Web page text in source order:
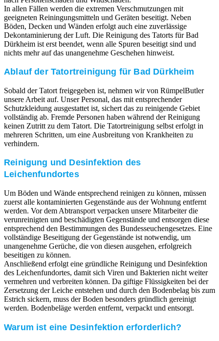
In allen Fällen werden die extremen Verschmutzungen mit
geeigneten Reiningungsmitteln und Geräten beseitigt. Neben
Böden, Decken und Wänden erfolgt auch eine zuverlässige
Dekontaminierung der Luft. Die Reinigung des Tatorts für Bad
Dürkheim ist erst beendet, wenn alle Spuren beseitigt sind und
nichts mehr auf das unangenehme Geschehen hinweist.
Ablauf der Tatortreinigung für Bad Dürkheim
Sobald der Tatort freigegeben ist, nehmen wir von RümpelButler
unsere Arbeit auf. Unser Personal, das mit entsprechender
Schutzkleidung ausgestattet ist, sichert das zu reinigende Gebiet
vollständig ab. Fremde Personen haben während der Reinigung
keinen Zutritt zu dem Tatort. Die Tatortreinigung selbst erfolgt in
mehreren Schritten, um eine Ausbreitung von Krankheiten zu
verhindern.
Reinigung und Desinfektion des
Leichenfundortes
Um Böden und Wände entsprechend reinigen zu können, müssen
zuerst alle kontaminierten Gegenstände aus der Wohnung entfernt
werden. Vor dem Abtransport verpacken unsere Mitarbeiter die
verunreinigten und beschädigten Gegenstände und entsorgen diese
entsprechend den Bestimmungen des Bundesseuchengesetzes. Eine
vollständige Beseitigung der Gegenstände ist notwendig, um
unangenehme Gerüche, die von diesen ausgehen, erfolgreich
beseitigen zu können.
Anschließend erfolgt eine gründliche Reinigung und Desinfektion
des Leichenfundortes, damit sich Viren und Bakterien nicht weiter
vermehren und verbreiten können. Da giftige Flüssigkeiten bei der
Zersetzung der Leiche entstehen und durch den Bodenbelag bis zum
Estrich sickern, muss der Boden besonders gründlich gereinigt
werden. Bodenbeläge werden entfernt, verpackt und entsorgt.
Warum ist eine Desinfektion erforderlich?